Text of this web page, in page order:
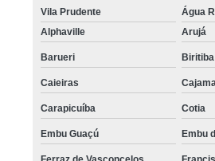
Vila Prudente
Água
Alphaville
Arujá
Barueri
Caieiras
Carapicuíba Cotia
Embu Guaçú Embu